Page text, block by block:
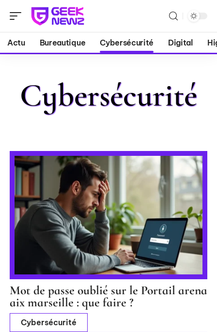
Actu Bureautique Cybersécurité Digital
Cybersécurité
Mot de passe oublié sur le Portail arena
aix marseille : que faire ?
Cybersécurité